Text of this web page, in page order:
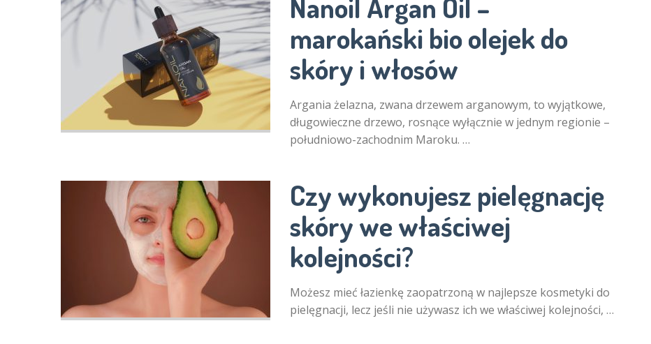
Nanoil Argan Oil –
marokański bio olejek do
skóry i włosów
Argania żelazna, zwana drzewem arganowym, to wyjątkowe,
długowieczne drzewo, rosnące wyłącznie w jednym regionie –
południowo-zachodnim Maroku. …
Czy wykonujesz pielęgnację
skóry we właściwej
kolejności?
Możesz mieć łazienkę zaopatrzoną w najlepsze kosmetyki do
pielęgnacji, lecz jeśli nie używasz ich we właściwej kolejności, …